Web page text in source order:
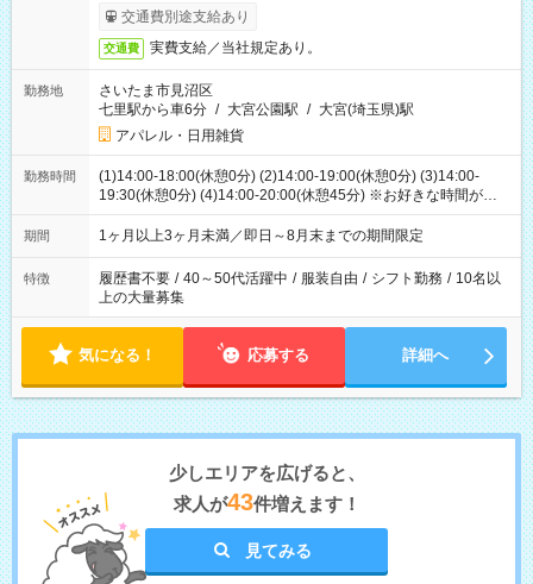
交通費別途支給あり
交通費 実費支給／当社規定あり。
勤務地
さいたま市見沼区
七里駅から車6分 / 大宮公園駅 / 大宮(埼玉県)駅
アパレル・日用雑貨
勤務時間
(1)14:00-18:00(休憩0分) (2)14:00-19:00(休憩0分) (3)14:00-
19:30(休憩0分) (4)14:00-20:00(休憩45分) ※お好きな時間が選べ
ます
期間 1ヶ月以上3ヶ月未満／即日～8月末までの期間限定
特徴 履歴書不要 / 40～50代活躍中 / 服装自由 / シフト勤務 / 10名以
上の大量募集
気になる！ 応募する 詳細へ
少しエリアを広げると、
求人が43件増えます！
見てみる